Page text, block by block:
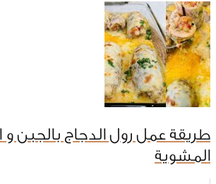
طريقة عمل رول الدجاج بالجبن و
المشوية